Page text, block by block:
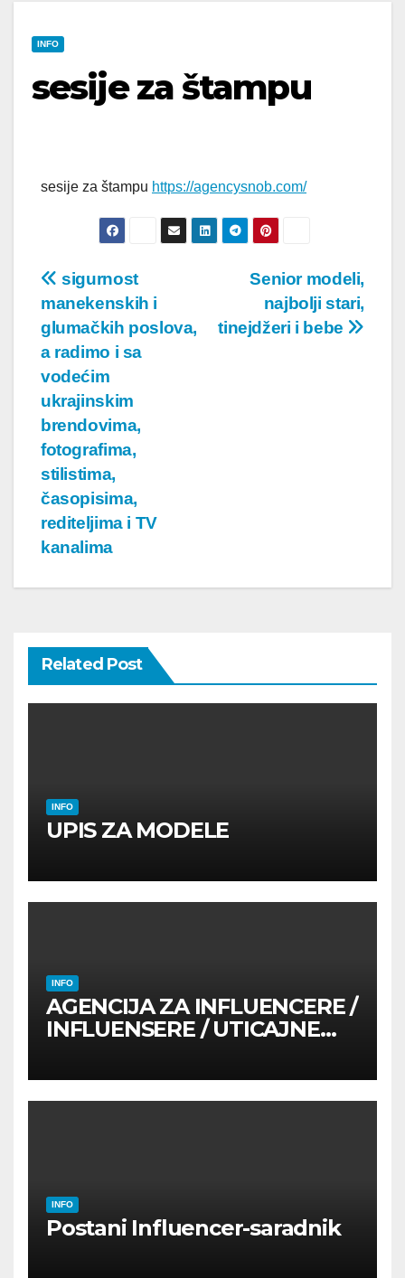
INFO
sesije za štampu
sesije za štampu https://agencysnob.com/
Post
navigation
Senior modeli,
najbolji stari,
tinejdžeri i bebe
sigurnost
manekenskih i
glumačkih poslova,
a radimo i sa
vodećim
ukrajinskim
brendovima,
fotografima,
stilistima,
časopisima,
rediteljima i TV
kanalima
Related Post
INFO
UPIS ZA MODELE
INFO
AGENCIJA ZA INFLUENCERE /
INFLUENSERE / UTICAJNE
INFO
Postani Influencer-saradnik